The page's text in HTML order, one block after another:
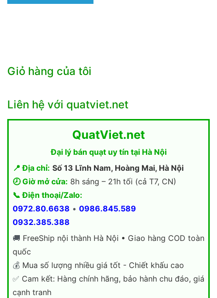
Giỏ hàng của tôi
Liên hệ với quatviet.net
QuatViet.net
Đại lý bán quạt uy tín tại Hà Nội
📍 Địa chỉ: Số 13 Lĩnh Nam, Hoàng Mai, Hà Nội
🕗 Giờ mở cửa: 8h sáng – 21h tối (cả T7, CN)
📞 Điện thoại/Zalo:
0972.80.6638 • 0986.845.589
0932.385.388
🚚 FreeShip nội thành Hà Nội • Giao hàng COD toàn
quốc
💰 Mua số lượng nhiều giá tốt - Chiết khấu cao
✅ Cam kết: Hàng chính hãng, bảo hành chu đáo, giá
cạnh tranh